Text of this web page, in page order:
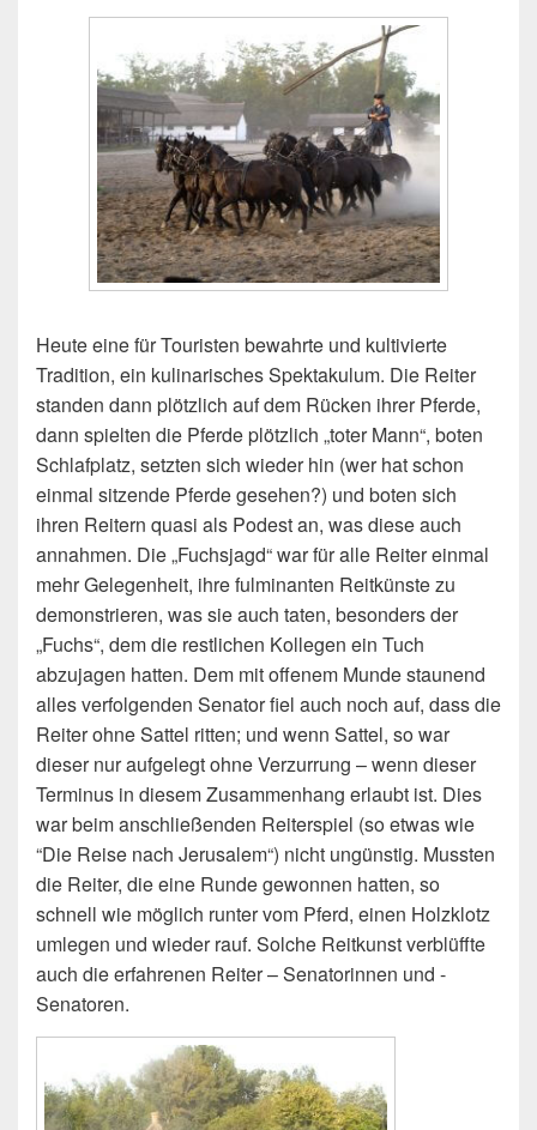
Heute eine für Touristen bewahrte und kultivierte
Tradition, ein kulinarisches Spektakulum. Die Reiter
standen dann plötzlich auf dem Rücken ihrer Pferde,
dann spielten die Pferde plötzlich „toter Mann“, boten
Schlafplatz, setzten sich wieder hin (wer hat schon
einmal sitzende Pferde gesehen?) und boten sich
ihren Reitern quasi als Podest an, was diese auch
annahmen. Die „Fuchsjagd“ war für alle Reiter einmal
mehr Gelegenheit, ihre fulminanten Reitkünste zu
demonstrieren, was sie auch taten, besonders der
„Fuchs“, dem die restlichen Kollegen ein Tuch
abzujagen hatten. Dem mit offenem Munde staunend
alles verfolgenden Senator fiel auch noch auf, dass die
Reiter ohne Sattel ritten; und wenn Sattel, so war
dieser nur aufgelegt ohne Verzurrung – wenn dieser
Terminus in diesem Zusammenhang erlaubt ist. Dies
war beim anschließenden Reiterspiel (so etwas wie
“Die Reise nach Jerusalem“) nicht ungünstig. Mussten
die Reiter, die eine Runde gewonnen hatten, so
schnell wie möglich runter vom Pferd, einen Holzklotz
umlegen und wieder rauf. Solche Reitkunst verblüffte
auch die erfahrenen Reiter – Senatorinnen und -
Senatoren.